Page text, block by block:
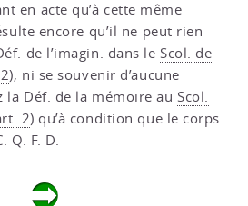
en acte qu’à cette même
encore qu’il ne peut rien
de l’imagin. dans le Scol. de
), ni se souvenir d’aucune
la Déf. de la mémoire au Scol.
2) qu’à condition que le corps
Q. F. D.